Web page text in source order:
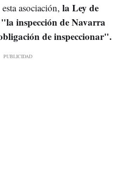
asociación, la Ley de
inspección de Navarra
de inspeccionar".